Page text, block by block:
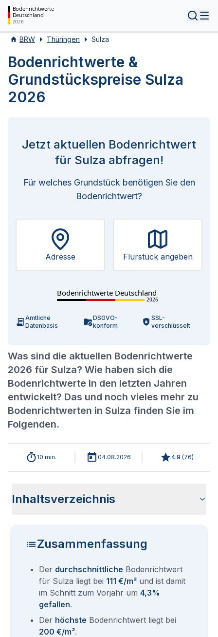
Bodenrichtwerte
Deutschland
2026
BRW Thüringen Sulza
Bodenrichtwerte &
Grundstückspreise Sulza
2026
Was sind die aktuellen Bodenrichtwerte
2026 für Sulza? Wie haben sich die
Bodenrichtwerte in den letzten Jahren
entwickelt? Das und noch vieles mehr zu
Bodenrichtwerten in Sulza finden Sie im
Folgenden.
Jetzt aktuellen Bodenrichtwert
für Sulza abfragen!
Für welches Grundstück benötigen Sie den
Bodenrichtwert?
Adresse Flurstück angeben
Bodenrichtwerte Deutschland
2026
Amtliche
Datenbasis
DSGVO-
konform
SSL-
verschlüsselt
10 min. 04.08.2026 4.9 (76)
Inhaltsverzeichnis
Zusammenfassung
Der durchschnittliche Bodenrichtwert
für Sulza liegt bei 111 €/m² und ist damit
im Schnitt zum Vorjahr um 4,3%
gefallen.
Der höchste Bodenrichtwert liegt bei
200 €/m².